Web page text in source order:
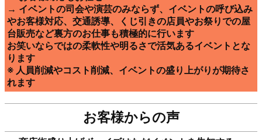
◆ 裏方もやります
・ お客様対応もお任せ
→ イベントの司会や演芸のみならず、イベントの呼び込み
やお客様対応、交通誘導、くじ引きの店員やお祭りでの屋
台販売など裏方のお仕事も積極的に行います
お笑いならではの柔軟性や明るさで活気あるイベントとな
ります
※ 人員削減やコスト削減、イベントの盛り上がりが期待さ